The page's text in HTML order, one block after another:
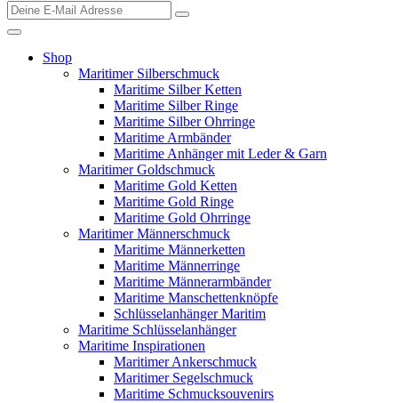
Shop
Maritimer Silberschmuck
Maritime Silber Ketten
Maritime Silber Ringe
Maritime Silber Ohrringe
Maritime Armbänder
Maritime Anhänger mit Leder & Garn
Maritimer Goldschmuck
Maritime Gold Ketten
Maritime Gold Ringe
Maritime Gold Ohrringe
Maritimer Männerschmuck
Maritime Männerketten
Maritime Männerringe
Maritime Männerarmbänder
Maritime Manschettenknöpfe
Schlüsselanhänger Maritim
Maritime Schlüsselanhänger
Maritime Inspirationen
Maritimer Ankerschmuck
Maritimer Segelschmuck
Maritime Schmucksouvenirs